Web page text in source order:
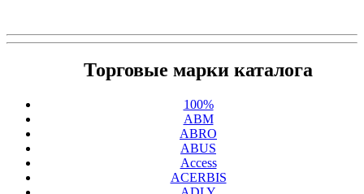
Торговые марки каталога
100%
ABM
ABRO
ABUS
Access
ACERBIS